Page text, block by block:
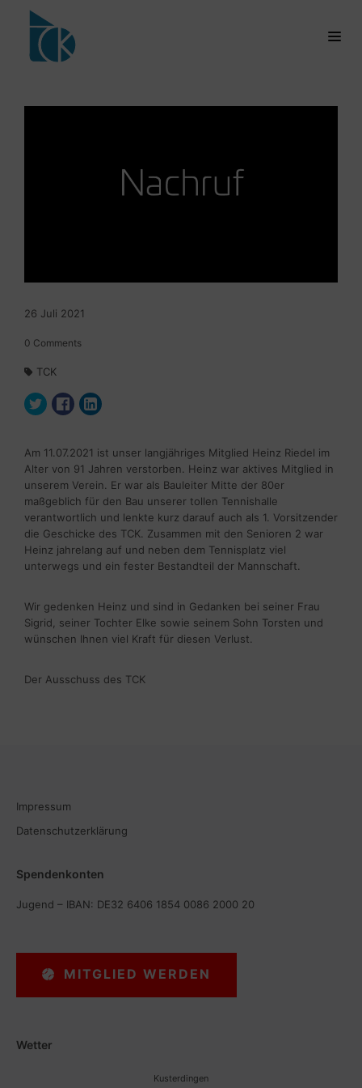
26 Juli 2021
0 Comments
TCK
Am 11.07.2021 ist unser langjähriges Mitglied Heinz Riedel im
Alter von 91 Jahren verstorben. Heinz war aktives Mitglied in
unserem Verein. Er war als Bauleiter Mitte der 80er
maßgeblich für den Bau unserer tollen Tennishalle
verantwortlich und lenkte kurz darauf auch als 1. Vorsitzender
die Geschicke des TCK. Zusammen mit den Senioren 2 war
Heinz jahrelang auf und neben dem Tennisplatz viel
unterwegs und ein fester Bestandteil der Mannschaft.
Wir gedenken Heinz und sind in Gedanken bei seiner Frau
Sigrid, seiner Tochter Elke sowie seinem Sohn Torsten und
wünschen Ihnen viel Kraft für diesen Verlust.
Der Ausschuss des TCK
Impressum
Datenschutzerklärung
Spendenkonten
Jugend – IBAN: DE32 6406 1854 0086 2000 20
MITGLIED WERDEN
Wetter
Kusterdingen